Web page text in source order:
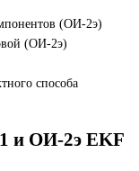
(ОИ-2э)
(ОИ-2э)
способа
и ОИ-2э EKF